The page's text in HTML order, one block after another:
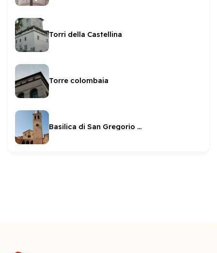
Torri della Castellina
Torre colombaia
Basilica di San Gregorio Maggiore